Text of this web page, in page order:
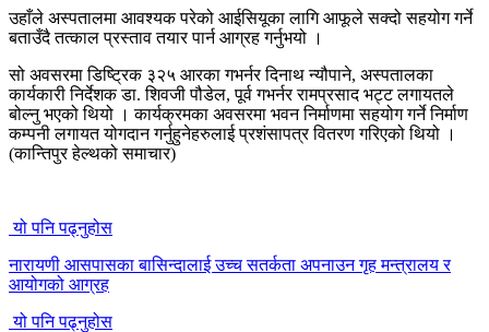
उहाँले अस्पतालमा आवश्यक परेको आईसियूका लागि आफूले सक्दो सहयोग गर्ने
बताउँदै तत्काल प्रस्ताव तयार पार्न आग्रह गर्नुभयो ।
सो अवसरमा डिष्ट्रिक ३२५ आरका गभर्नर दिनाथ न्यौपाने, अस्पतालका
कार्यकारी निर्देशक डा. शिवजी पौडेल, पूर्व गभर्नर रामप्रसाद भट्ट लगायतले
बोल्नु भएको थियो । कार्यक्रमका अवसरमा भवन निर्माणमा सहयोग गर्ने निर्माण
कम्पनी लगायत योगदान गर्नुहुनेहरुलाई प्रशंसापत्र वितरण गरिएको थियो ।
(कान्तिपुर हेल्थको समाचार)
यो पनि पढ्नुहोस
नारायणी आसपासका बासिन्दालाई उच्च सतर्कता अपनाउन गृह मन्त्रालय र
आयोगको आग्रह
यो पनि पढ्नुहोस